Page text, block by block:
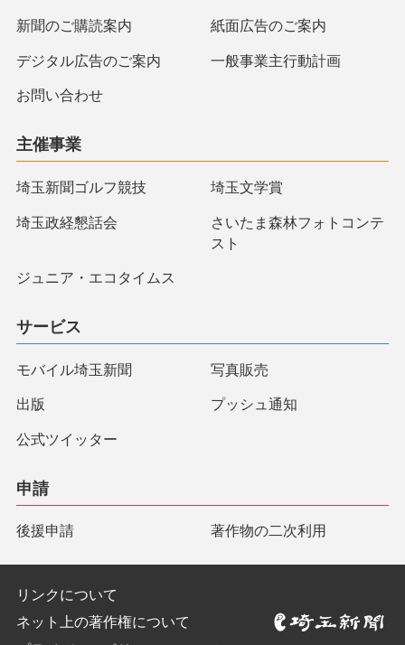
新聞のご購読案内 紙面広告のご案内
デジタル広告のご案内 一般事業主行動計画
お問い合わせ
主催事業
埼玉新聞ゴルフ競技 埼玉文学賞
埼玉政経懇話会
さいたま森林フォトコンテ
スト
ジュニア・エコタイムス
サービス
モバイル埼玉新聞 写真販売
出版 プッシュ通知
公式ツイッター
申請
後援申請 著作物の二次利用
リンクについて
ネット上の著作権について